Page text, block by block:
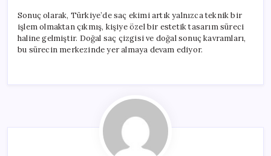
Sonuç olarak, Türkiye’de saç ekimi artık yalnızca teknik bir
işlem olmaktan çıkmış, kişiye özel bir estetik tasarım süreci
haline gelmiştir. Doğal saç çizgisi ve doğal sonuç kavramları,
bu sürecin merkezinde yer almaya devam ediyor.